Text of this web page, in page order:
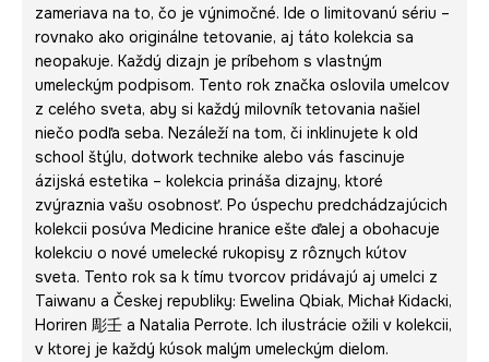
zameriava na to, čo je výnimočné. Ide o limitovanú sériu –
rovnako ako originálne tetovanie, aj táto kolekcia sa
neopakuje. Každý dizajn je príbehom s vlastným
umeleckým podpisom. Tento rok značka oslovila umelcov
z celého sveta, aby si každý milovník tetovania našiel
niečo podľa seba. Nezáleží na tom, či inklinujete k old
school štýlu, dotwork technike alebo vás fascinuje
ázijská estetika – kolekcia prináša dizajny, ktoré
zvýraznia vašu osobnosť. Po úspechu predchádzajúcich
kolekcii posúva Medicine hranice ešte ďalej a obohacuje
kolekciu o nové umelecké rukopisy z rôznych kútov
sveta. Tento rok sa k tímu tvorcov pridávajú aj umelci z
Taiwanu a Českej republiky: Ewelina Qbiak, Michał Kidacki,
Horiren 彫壬 a Natalia Perrote. Ich ilustrácie ožili v kolekcii,
v ktorej je každý kúsok malým umeleckým dielom.